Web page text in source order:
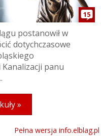
15
postanowił w
dotychczasowe
panu
»
Pełna wersja info.elblag.pl